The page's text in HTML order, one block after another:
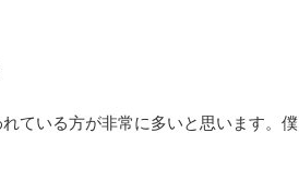
ている方が非常に多いと思います。僕